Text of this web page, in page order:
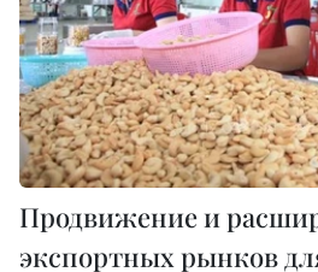
Продвижение и
экспортных рынков